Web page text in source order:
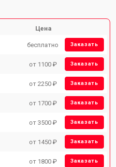
Цена
бесплатно Заказать
от 1100 ₽ Заказать
от 2250 ₽ Заказать
от 1700 ₽ Заказать
от 3500 ₽ Заказать
от 1450 ₽ Заказать
от 1800 ₽ Заказать